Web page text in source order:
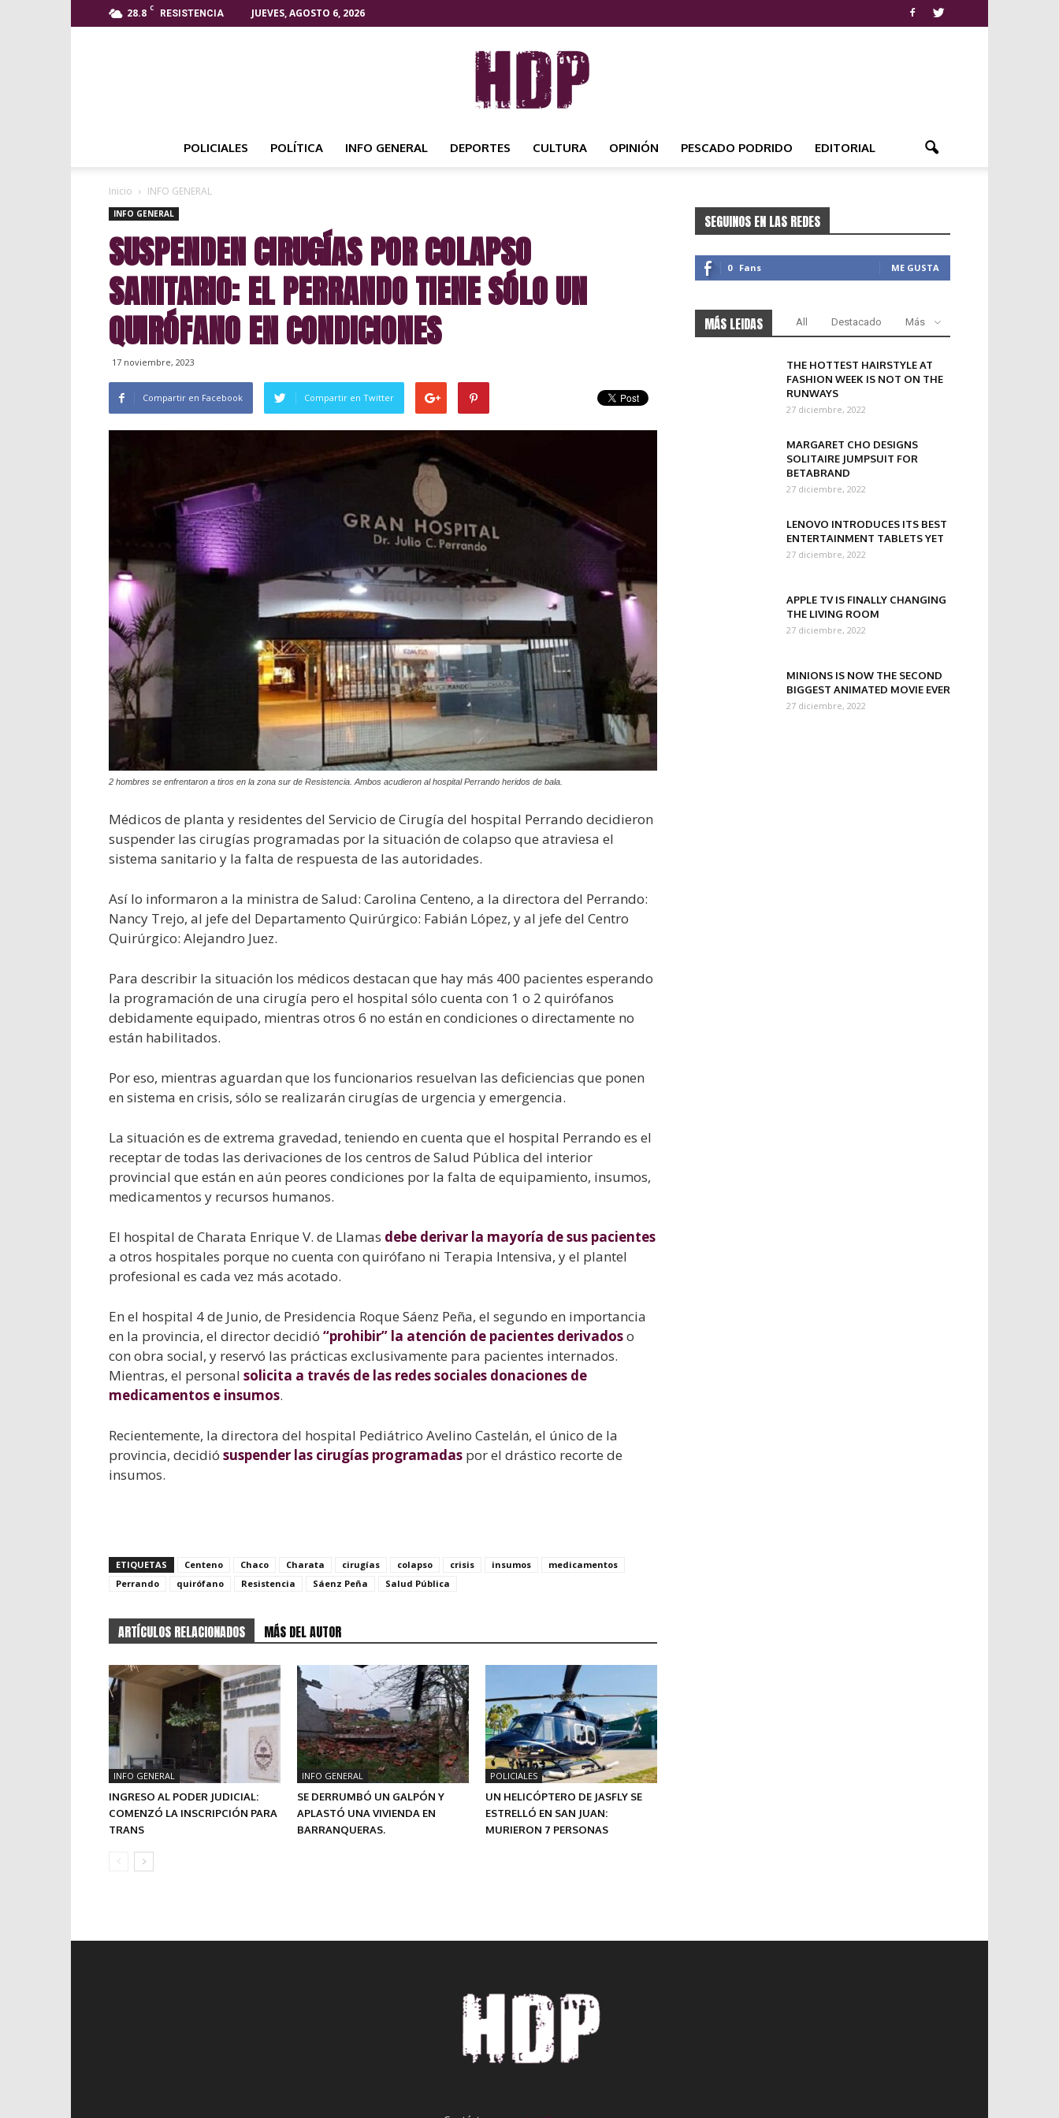
28.8 C
RESISTENCIA JUEVES, AGOSTO 6, 2026
NOTICIAS
POLICIALES POLÍTICA INFO GENERAL DEPORTES CULTURA OPINIÓN PESCADO PODRIDO EDITORIAL
Inicio INFO GENERAL
INFO GENERAL
SUSPENDEN CIRUGÍAS POR COLAPSO
SANITARIO: EL PERRANDO TIENE SÓLO UN
QUIRÓFANO EN CONDICIONES
17 noviembre, 2023
Compartir en Facebook Compartir en Twitter
2 hombres se enfrentaron a tiros en la zona sur de Resistencia. Ambos acudieron al hospital Perrando heridos de bala.
Médicos de planta y residentes del Servicio de Cirugía del hospital Perrando decidieron
suspender las cirugías programadas por la situación de colapso que atraviesa el
sistema sanitario y la falta de respuesta de las autoridades.
Así lo informaron a la ministra de Salud: Carolina Centeno, a la directora del Perrando:
Nancy Trejo, al jefe del Departamento Quirúrgico: Fabián López, y al jefe del Centro
Quirúrgico: Alejandro Juez.
Para describir la situación los médicos destacan que hay más 400 pacientes esperando
la programación de una cirugía pero el hospital sólo cuenta con 1 o 2 quirófanos
debidamente equipado, mientras otros 6 no están en condiciones o directamente no
están habilitados.
Por eso, mientras aguardan que los funcionarios resuelvan las deficiencias que ponen
en sistema en crisis, sólo se realizarán cirugías de urgencia y emergencia.
La situación es de extrema gravedad, teniendo en cuenta que el hospital Perrando es el
receptar de todas las derivaciones de los centros de Salud Pública del interior
provincial que están en aún peores condiciones por la falta de equipamiento, insumos,
medicamentos y recursos humanos.
El hospital de Charata Enrique V. de Llamas debe derivar la mayoría de sus pacientes
a otros hospitales porque no cuenta con quirófano ni Terapia Intensiva, y el plantel
profesional es cada vez más acotado.
En el hospital 4 de Junio, de Presidencia Roque Sáenz Peña, el segundo en importancia
en la provincia, el director decidió “prohibir” la atención de pacientes derivadoso
con obra social, y reservó las prácticas exclusivamente para pacientes internados.
Mientras, el personal solicita a través de las redes sociales donaciones de
medicamentos e insumos.
Recientemente, la directora del hospital Pediátrico Avelino Castelán, el único de la
provincia, decidió suspender las cirugías programadas por el drástico recorte de
insumos.
ETIQUETAS Centeno Chaco Charata cirugías colapso crisis insumos
medicamentos
Perrando
quirófano Resistencia Sáenz Peña Salud Pública
ARTÍCULOS RELACIONADOS MÁS DEL AUTOR
INFO GENERAL
INGRESO AL PODER JUDICIAL:
COMENZÓ LA INSCRIPCIÓN PARA
TRANS
INFO GENERAL
SE DERRUMBÓ UN GALPÓN Y
APLASTÓ UNA VIVIENDA EN
BARRANQUERAS.
POLICIALES
UN HELICÓPTERO DE JASFLY SE
ESTRELLÓ EN SAN JUAN:
MURIERON 7 PERSONAS
SEGUINOS EN LAS REDES
0 Fans ME GUSTA
MÁS LEIDAS All Destacado Más
THE HOTTEST HAIRSTYLE AT
FASHION WEEK IS NOT ON THE
RUNWAYS
27 diciembre, 2022
MARGARET CHO DESIGNS
SOLITAIRE JUMPSUIT FOR
BETABRAND
27 diciembre, 2022
LENOVO INTRODUCES ITS BEST
ENTERTAINMENT TABLETS YET
27 diciembre, 2022
APPLE TV IS FINALLY CHANGING
THE LIVING ROOM
27 diciembre, 2022
MINIONS IS NOW THE SECOND
BIGGEST ANIMATED MOVIE EVER
27 diciembre, 2022